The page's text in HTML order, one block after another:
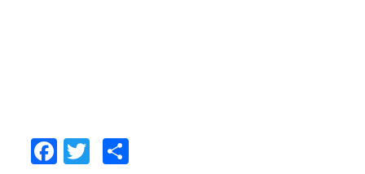
Facebook
Twitter